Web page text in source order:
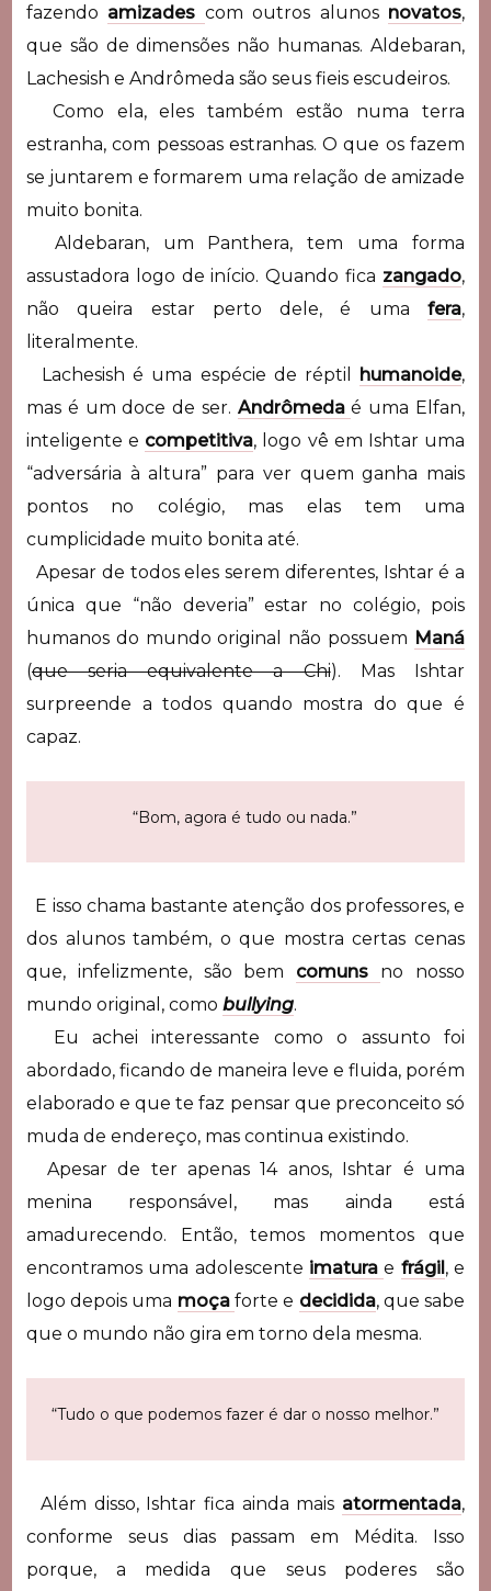
fazendo amizades com outros alunos novatos,
que são de dimensões não humanas. Aldebaran,
Lachesish e Andrômeda são seus fieis escudeiros.
Como ela, eles também estão numa terra
estranha, com pessoas estranhas. O que os fazem
se juntarem e formarem uma relação de amizade
muito bonita.
Aldebaran, um Panthera, tem uma forma
assustadora logo de início. Quando fica zangado,
não queira estar perto dele, é umafera,
literalmente.
Lachesish é uma espécie de réptil humanoide,
mas é um doce de ser. Andrômedaé uma Elfan,
inteligente e competitiva, logo vê em Ishtar uma
“adversária à altura” para ver quem ganha mais
pontos no colégio, mas elas tem uma
cumplicidade muito bonita até.
Apesar de todos eles serem diferentes, Ishtar é a
única que “não deveria” estar no colégio, pois
humanos do mundo original não possuem Maná
(que seria equivalente a Chi). Mas Ishtar
surpreende a todos quando mostra do que é
capaz.
“Bom, agora é tudo ou nada.”
E isso chama bastante atenção dos professores, e
dos alunos também, o que mostra certas cenas
que, infelizmente, são bem comuns no nosso
mundo original, como bullying.
Eu achei interessante como o assunto foi
abordado, ficando de maneira leve e fluida, porém
elaborado e que te faz pensar que preconceito só
muda de endereço, mas continua existindo.
Apesar de ter apenas 14 anos, Ishtar é uma
menina responsável, mas ainda está
amadurecendo. Então, temos momentos que
encontramos uma adolescente imaturae frágil , e
logo depois uma moçaforte e decidida, que sabe
que o mundo não gira em torno dela mesma.
“Tudo o que podemos fazer é dar o nosso melhor.”
Além disso, Ishtar fica ainda mais atormentada,
conforme seus dias passam em Médita. Isso
porque, a medida que seus poderes são